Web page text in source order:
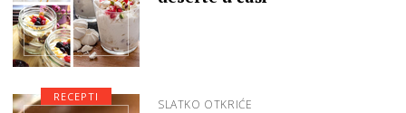
SLATKO OTKRIĆE
RECEPTI